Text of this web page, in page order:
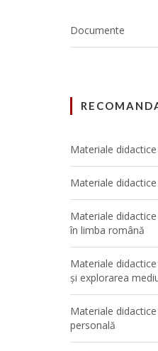
Documente
Materiale
Materiale
Materiale
în limba română
Materiale
și explorarea
Materiale
personală